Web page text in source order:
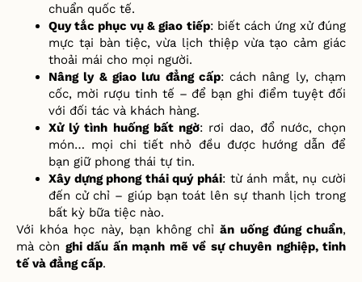
chuẩn quốc tế.
Quy tắc phục vụ & giao tiếp: biết cách ứng xử đúng
mực tại bàn tiệc, vừa lịch thiệp vừa tạo cảm giác
thoải mái cho mọi người.
Nâng ly & giao lưu đẳng cấp: cách nâng ly, chạm
cốc, mời rượu tinh tế – để bạn ghi điểm tuyệt đối
với đối tác và khách hàng.
Xử lý tình huống bất ngờ: rơi dao, đổ nước, chọn
món… mọi chi tiết nhỏ đều được hướng dẫn để
bạn giữ phong thái tự tin.
Xây dựng phong thái quý phái: từ ánh mắt, nụ cười
đến cử chỉ – giúp bạn toát lên sự thanh lịch trong
bất kỳ bữa tiệc nào.
Với khóa học này, bạn không chỉăn uống đúng chuẩn,
mà còn ghi dấu ấn mạnh mẽ về sự chuyên nghiệp, tinh
tế và đẳng cấp.